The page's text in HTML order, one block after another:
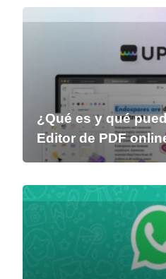
¿Qué es y qué
Editor de PDF